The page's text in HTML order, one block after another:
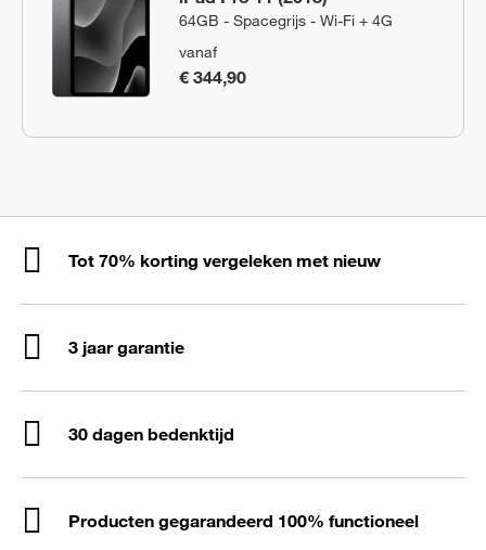
64GB - Spacegrijs - Wi-Fi + 4G
vanaf
€ 344,90
Tot 70% korting vergeleken met nieuw
3 jaar garantie
30 dagen bedenktijd
Producten gegarandeerd 100% functioneel